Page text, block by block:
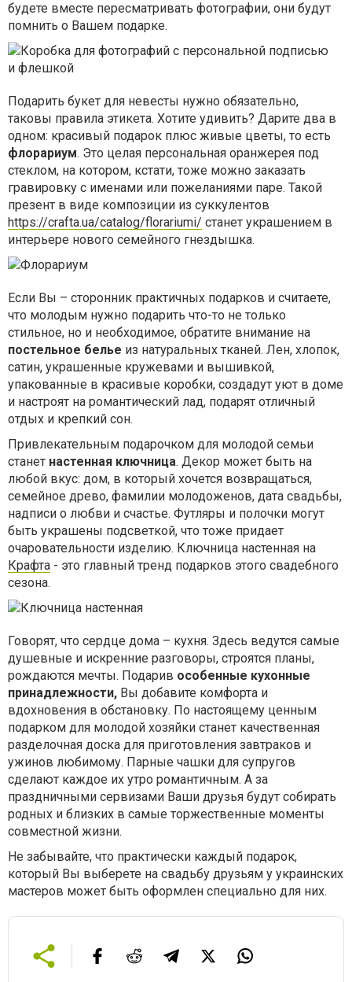
будете вместе пересматривать фотографии, они будут
помнить о Вашем подарке.
Подарить букет для невесты нужно обязательно,
таковы правила этикета. Хотите удивить? Дарите два в
одном: красивый подарок плюс живые цветы, то есть
флорариум. Это целая персональная оранжерея под
стеклом, на котором, кстати, тоже можно заказать
гравировку с именами или пожеланиями паре. Такой
презент в виде композиции из суккулентов
https://crafta.ua/catalog/florariumi/ станет украшением в
интерьере нового семейного гнездышка.
Если Вы – сторонник практичных подарков и считаете,
что молодым нужно подарить что-то не только
стильное, но и необходимое, обратите внимание на
постельное белье из натуральных тканей. Лен, хлопок,
сатин, украшенные кружевами и вышивкой,
упакованные в красивые коробки, создадут уют в доме
и настроят на романтический лад, подарят отличный
отдых и крепкий сон.
Привлекательным подарочком для молодой семьи
станет настенная ключница. Декор может быть на
любой вкус: дом, в который хочется возвращаться,
семейное древо, фамилии молодоженов, дата свадьбы,
надписи о любви и счастье. Футляры и полочки могут
быть украшены подсветкой, что тоже придает
очаровательности изделию. Ключница настенная на
Крафта - это главный тренд подарков этого свадебного
сезона.
Говорят, что сердце дома – кухня. Здесь ведутся самые
душевные и искренние разговоры, строятся планы,
рождаются мечты. Подарив особенные кухонные
принадлежности, Вы добавите комфорта и
вдохновения в обстановку. По настоящему ценным
подарком для молодой хозяйки станет качественная
разделочная доска для приготовления завтраков и
ужинов любимому. Парные чашки для супругов
сделают каждое их утро романтичным. А за
праздничными сервизами Ваши друзья будут собирать
родных и близких в самые торжественные моменты
совместной жизни.
Не забывайте, что практически каждый подарок,
который Вы выберете на свадьбу друзьям у украинских
мастеров может быть оформлен специально для них.